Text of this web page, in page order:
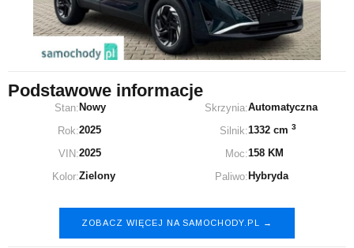
Podstawowe informacje
Stan:
Rok:
VIN:
Kolor:
Nowy
2025
2025
Zielony
Skrzynia:
Silnik:
Moc:
Paliwo:
Automatyczna
1332 cm3
158 KM
Hybryda
ZOBACZ WIĘCEJ NA SAMOCHODY.PL →